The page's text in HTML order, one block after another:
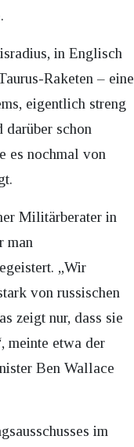
in Englisch
Raketen – eine
eigentlich streng
darüber schon
es nochmal von
Militärberater in
man
„Wir
von russischen
zeigt nur, dass sie
meinte etwa der
Ben Wallace
im